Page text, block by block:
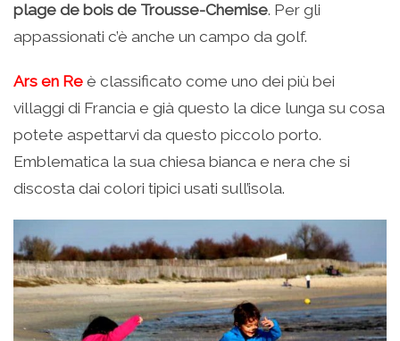
plage de bois de Trousse-Chemise. Per gli
appassionati c’è anche un campo da golf.
Ars en Re è classificato come uno dei più bei
villaggi di Francia e già questo la dice lunga su cosa
potete aspettarvi da questo piccolo porto.
Emblematica la sua chiesa bianca e nera che si
discosta dai colori tipici usati sull’isola.